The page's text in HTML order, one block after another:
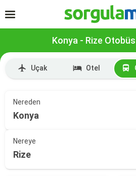
Konya - Rize
Uçak Otel
Nereden
Konya
Nereye
Rize